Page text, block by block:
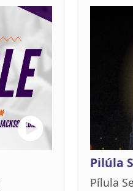
Pilúla
Pílula